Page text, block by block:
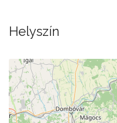
Helyszín